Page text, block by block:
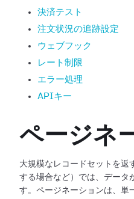
決済テスト
注文状況の追跡設定
ウェブフック
レート制限
エラー処理
APIキー
ページネ
大規模なレコードセットを返
する場合など）では、データ
す。ページネーションは、単